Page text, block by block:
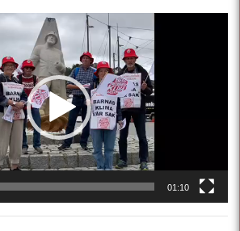
01:10